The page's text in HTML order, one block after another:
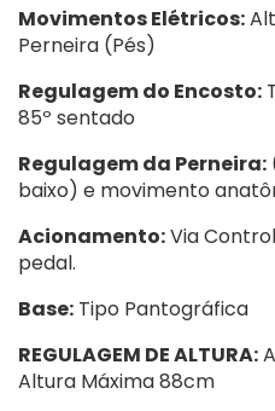
Movimentos Elétricos:
Perneira (Pés)
Regulagem do Encosto:
85º sentado
Regulagem da Perneira:
baixo) e movimento
Acionamento:Via
pedal.
Base: Tipo Pantográfica
REGULAGEM DE ALTURA:
Altura Máxima 88cm